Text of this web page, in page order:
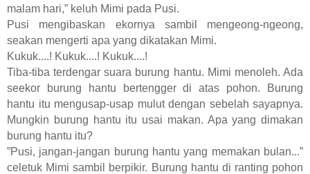
malam hari,” keluh Mimi pada Pusi.
Pusi mengibaskan ekornya sambil mengeong-ngeong,
seakan mengerti apa yang dikatakan Mimi.
Kukuk....! Kukuk....! Kukuk....!
Tiba-tiba terdengar suara burung hantu. Mimi menoleh. Ada
seekor burung hantu bertengger di atas pohon. Burung
hantu itu mengusap-usap mulut dengan sebelah sayapnya.
Mungkin burung hantu itu usai makan. Apa yang dimakan
burung hantu itu?
”Pusi, jangan-jangan burung hantu yang memakan bulan...”
celetuk Mimi sambil berpikir. Burung hantu di ranting pohon